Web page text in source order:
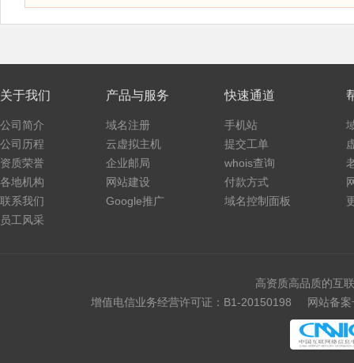
关于我们
公司简介
公司历程
资质荣誉
各地机构
联系我们
员工风采
产品与服务
域名注册
云虚拟主机
企业邮局
网站建设
Google推广
快速通道
手机站
提交工单
whois查询
付款方式
域名控制面板
高资质高品质的互
增值电信业务经营许可证：B1-20150198
网站备